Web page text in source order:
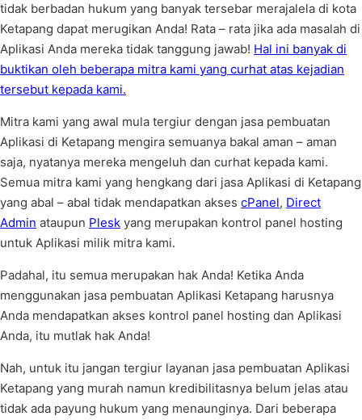
tidak berbadan hukum yang banyak tersebar merajalela di kota
Ketapang dapat merugikan Anda! Rata – rata jika ada masalah di
Aplikasi Anda mereka tidak tanggung jawab! Hal ini banyak di
buktikan oleh beberapa mitra kami yang curhat atas kejadian
tersebut kepada kami.
Mitra kami yang awal mula tergiur dengan jasa pembuatan
Aplikasi di Ketapang mengira semuanya bakal aman – aman
saja, nyatanya mereka mengeluh dan curhat kepada kami.
Semua mitra kami yang hengkang dari jasa Aplikasi di Ketapang
yang abal – abal tidak mendapatkan akses cPanel, Direct
Admin ataupun Plesk yang merupakan kontrol panel hosting
untuk Aplikasi milik mitra kami.
Padahal, itu semua merupakan hak Anda! Ketika Anda
menggunakan jasa pembuatan Aplikasi Ketapang harusnya
Anda mendapatkan akses kontrol panel hosting dan Aplikasi
Anda, itu mutlak hak Anda!
Nah, untuk itu jangan tergiur layanan jasa pembuatan Aplikasi
Ketapang yang murah namun kredibilitasnya belum jelas atau
tidak ada payung hukum yang menaunginya. Dari beberapa